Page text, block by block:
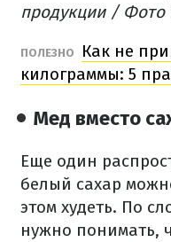
продукции / Фото
ПОЛЕЗНО
Как не
килограммы: 5
Мед вместо
Еще один
белый сахар
этом худеть. По
нужно понимать,